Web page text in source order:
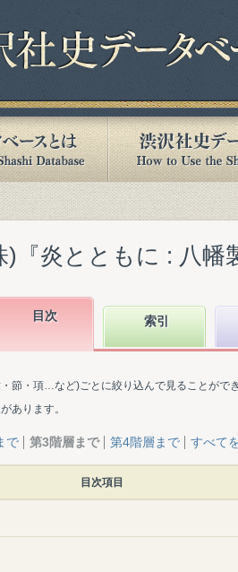
)『炎とともに : 八幡
目次 索引
節・項…など)ごとに絞り込んで見ることがで
あります。
で 第3階層まで 第4階層まで すべて
目次項目